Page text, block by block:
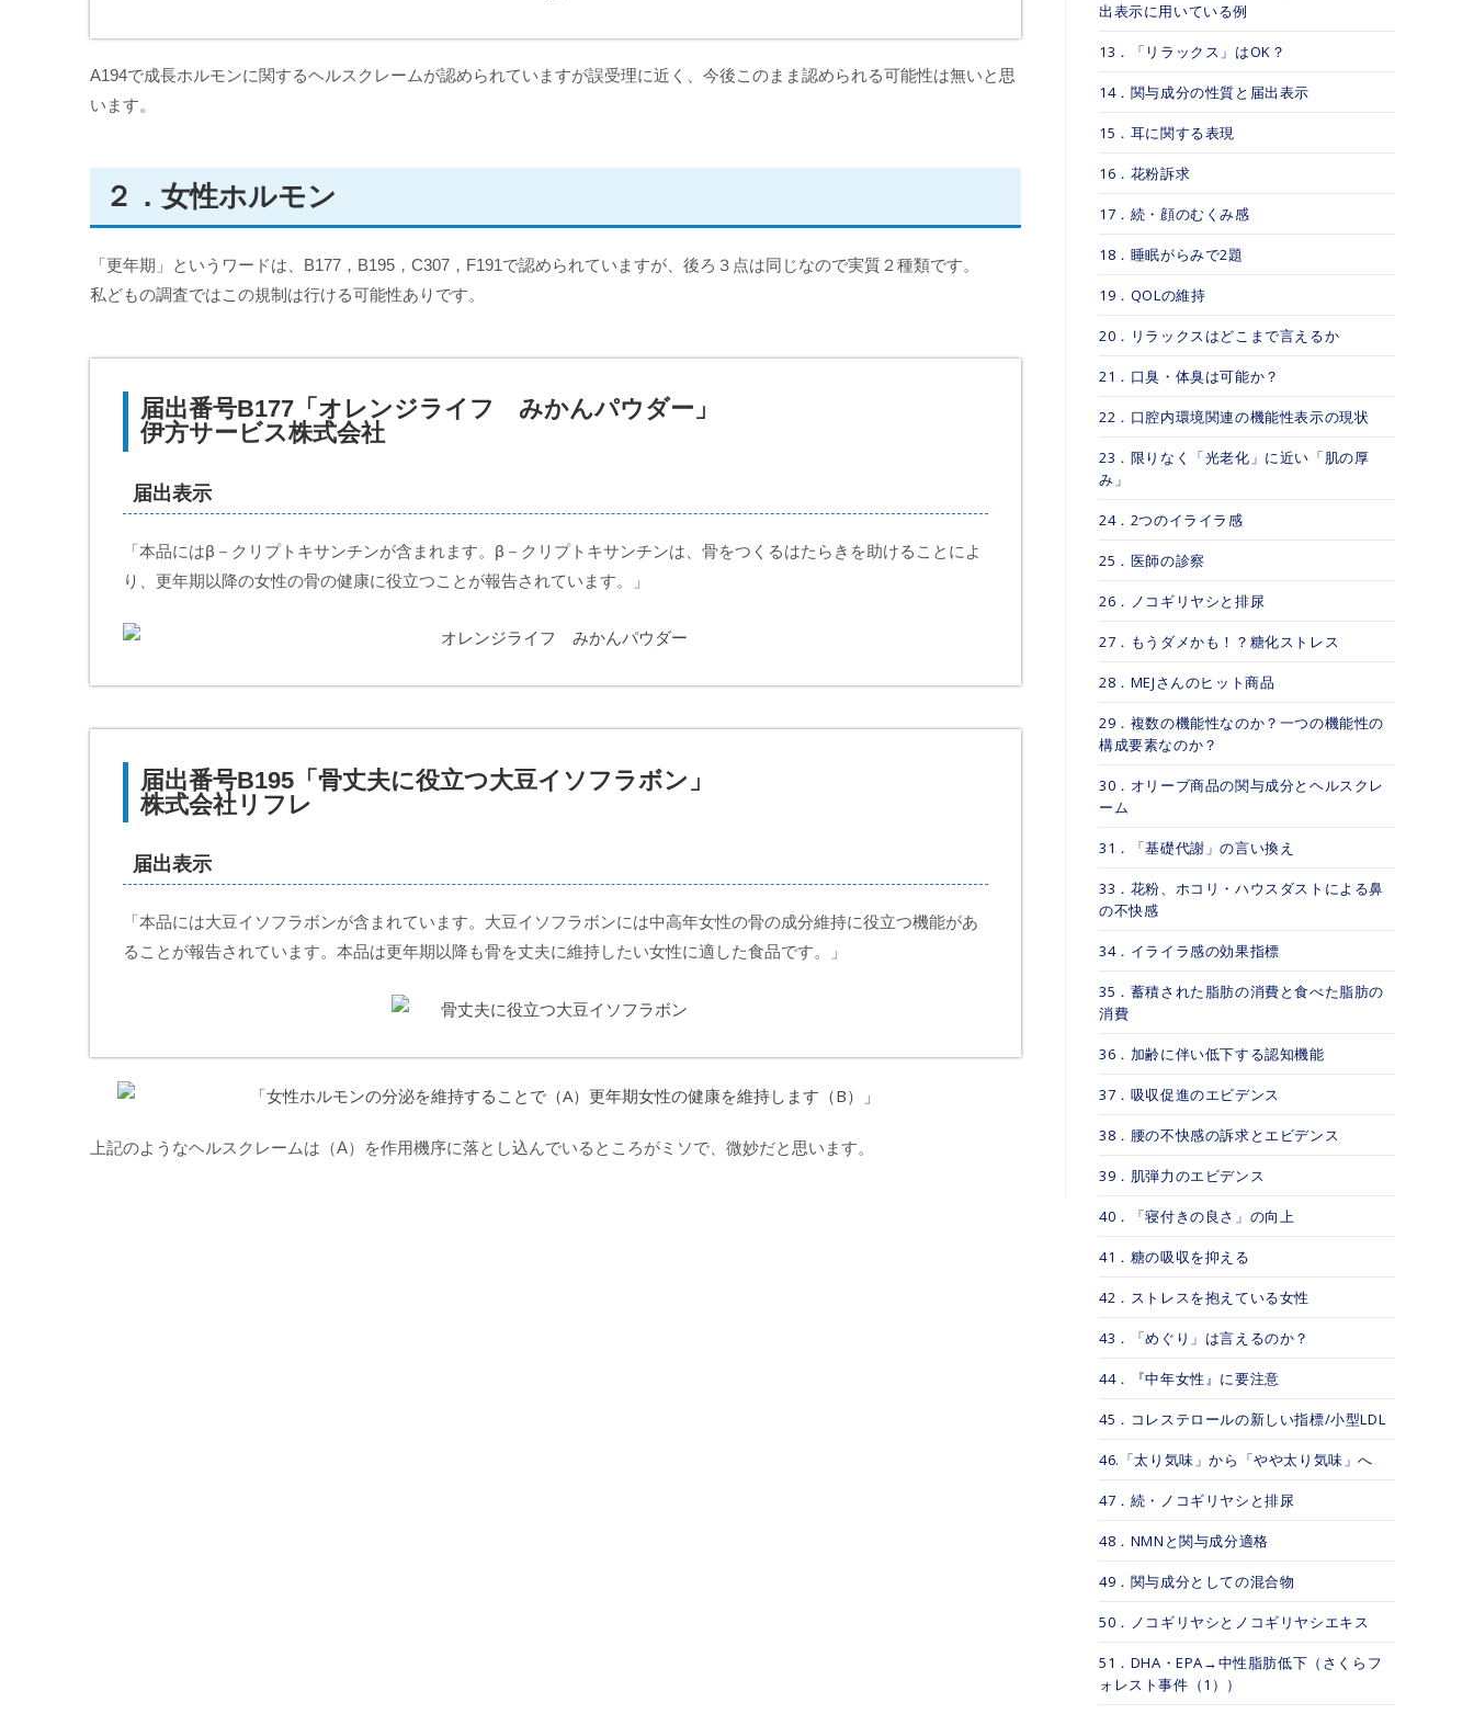
A194で成長ホルモンに関するヘルスクレームが認められていますが誤受理に近く、今後このまま認められる可能性は無いと思
います。
２．女性ホルモン
「更年期」というワードは、B177，B195，C307，F191で認められていますが、後ろ３点は同じなので実質２種類です。
私どもの調査ではこの規制は行ける可能性ありです。
届出番号B177「オレンジライフ みかんパウダー」
伊方サービス株式会社
届出表示
「本品にはβ－クリプトキサンチンが含まれます。β－クリプトキサンチンは、骨をつくるはたらきを助けることによ
り、更年期以降の女性の骨の健康に役立つことが報告されています。」
届出番号B195「骨丈夫に役立つ大豆イソフラボン」
株式会社リフレ
届出表示
「本品には大豆イソフラボンが含まれています。大豆イソフラボンには中高年女性の骨の成分維持に役立つ機能があ
ることが報告されています。本品は更年期以降も骨を丈夫に維持したい女性に適した食品です。」
上記のようなヘルスクレームは（A）を作用機序に落とし込んでいるところがミソで、微妙だと思います。
出表示に用いている例
13．「リラックス」はOK？
14．関与成分の性質と届出表示
15．耳に関する表現
16．花粉訴求
17．続・顔のむくみ感
18．睡眠がらみで2題
19．QOLの維持
20．リラックスはどこまで言えるか
21．口臭・体臭は可能か？
22．口腔内環境関連の機能性表示の現状
23．限りなく「光老化」に近い「肌の厚
み」
24．2つのイライラ感
25．医師の診察
26．ノコギリヤシと排尿
27．もうダメかも！？糖化ストレス
28．MEJさんのヒット商品
29．複数の機能性なのか？一つの機能性の
構成要素なのか？
30．オリーブ商品の関与成分とヘルスクレ
ーム
31．「基礎代謝」の言い換え
33．花粉、ホコリ・ハウスダストによる鼻
の不快感
34．イライラ感の効果指標
35．蓄積された脂肪の消費と食べた脂肪の
消費
36．加齢に伴い低下する認知機能
37．吸収促進のエビデンス
38．腰の不快感の訴求とエビデンス
39．肌弾力のエビデンス
40．「寝付きの良さ」の向上
41．糖の吸収を抑える
42．ストレスを抱えている女性
43．「めぐり」は言えるのか？
44．『中年女性』に要注意
45．コレステロールの新しい指標/小型LDL
46.「太り気味」から「やや太り気味」へ
47．続・ノコギリヤシと排尿
48．NMNと関与成分適格
49．関与成分としての混合物
50．ノコギリヤシとノコギリヤシエキス
51．DHA・EPA→中性脂肪低下（さくらフ
ォレスト事件（1））